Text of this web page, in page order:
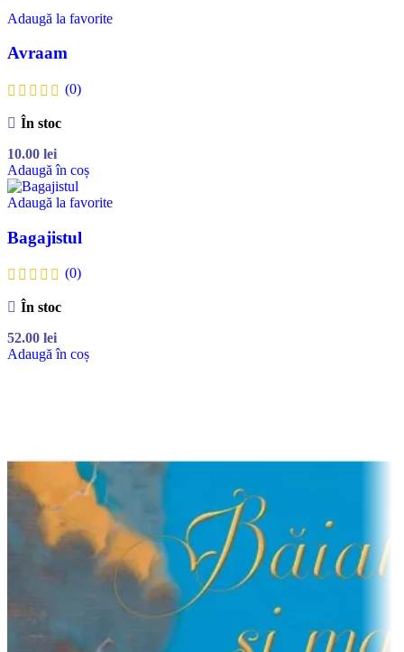
Adaugă la favorite
Avraam
(0)
În stoc
10.00 lei
Adaugă în coș
Adaugă la favorite
Bagajistul
(0)
În stoc
52.00 lei
Adaugă în coș